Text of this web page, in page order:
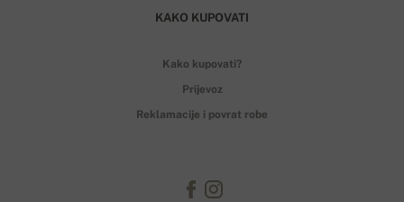
KAKO KUPOVATI
Kako kupovati?
Prijevoz
Reklamacije i povrat robe